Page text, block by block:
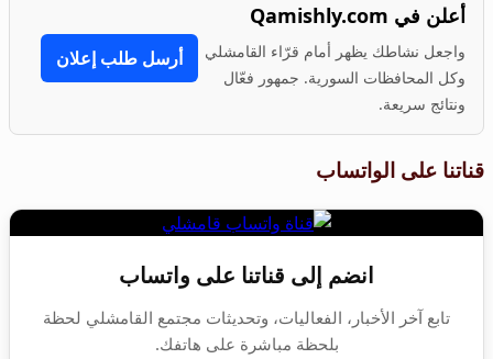
أعلن في Qamishly.com
واجعل نشاطك يظهر أمام قرّاء القامشلي
وكل المحافظات السورية. جمهور فعّال
ونتائج سريعة.
أرسل طلب إعلان
قناتنا على الواتساب
انضم إلى قناتنا على واتساب
تابع آخر الأخبار، الفعاليات، وتحديثات مجتمع القامشلي لحظة
بلحظة مباشرة على هاتفك.